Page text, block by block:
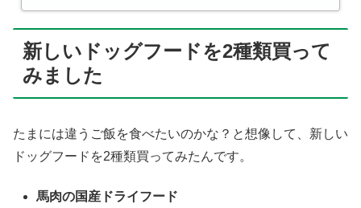
新しいドッグフードを2種類買って
みました
たまには違うご飯を食べたいのかな？と想像して、新しい
ドッグフードを2種類買ってみたんです。
馬肉の国産ドライフード